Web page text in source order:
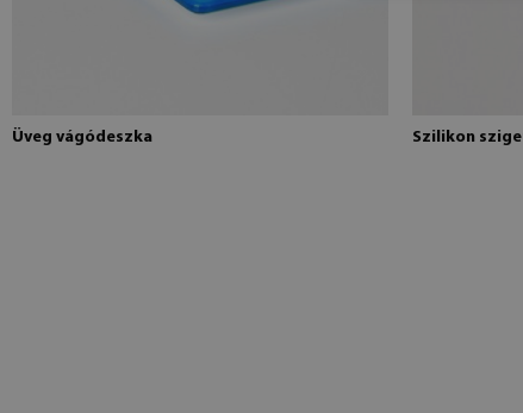
Üveg vágódeszka Szilikon